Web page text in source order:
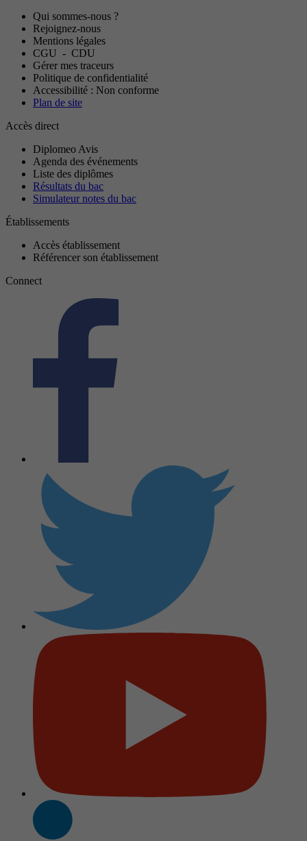
Qui sommes-nous ?
Rejoignez-nous
Mentions légales
CGU - CDU
Gérer mes traceurs
Politique de confidentialité
Accessibilité : Non conforme
Plan de site
Accès direct
Diplomeo Avis
Agenda des événements
Liste des diplômes
Résultats du bac
Simulateur notes du bac
Établissements
Accès établissement
Référencer son établissement
Connect